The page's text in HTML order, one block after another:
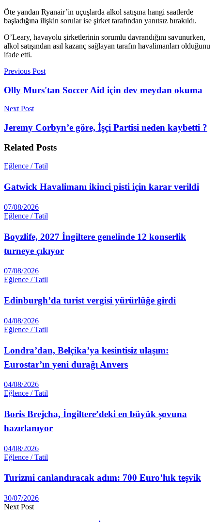
Öte yandan Ryanair’in uçuşlarda alkol satışına hangi saatlerde
başladığına ilişkin sorular ise şirket tarafından yanıtsız bırakıldı.
O’Leary, havayolu şirketlerinin sorumlu davrandığını savunurken,
alkol satışından asıl kazanç sağlayan tarafın havalimanları olduğunu
ifade etti.
Previous Post
Olly Murs'tan Soccer Aid için dev meydan okuma
Next Post
Jeremy Corbyn’e göre, İşçi Partisi neden kaybetti ?
Related Posts
Eğlence / Tatil
Gatwick Havalimanı ikinci pisti için karar verildi
07/08/2026
Eğlence / Tatil
Boyzlife, 2027 İngiltere genelinde 12 konserlik
turneye çıkıyor
07/08/2026
Eğlence / Tatil
Edinburgh’da turist vergisi yürürlüğe girdi
04/08/2026
Eğlence / Tatil
Londra’dan, Belçika’ya kesintisiz ulaşım:
Eurostar’ın yeni durağı Anvers
04/08/2026
Eğlence / Tatil
Boris Brejcha, İngiltere’deki en büyük șovuna
hazırlanıyor
04/08/2026
Eğlence / Tatil
Turizmi canlandıracak adım: 700 Euro’luk teşvik
30/07/2026
Next Post